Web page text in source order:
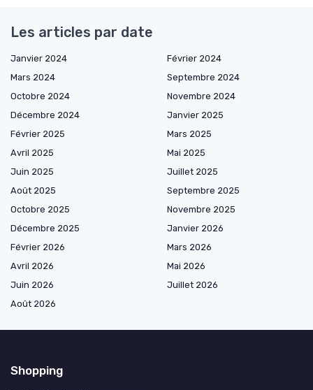
Les articles par date
Janvier 2024
Février 2024
Mars 2024
Septembre 2024
Octobre 2024
Novembre 2024
Décembre 2024
Janvier 2025
Février 2025
Mars 2025
Avril 2025
Mai 2025
Juin 2025
Juillet 2025
Août 2025
Septembre 2025
Octobre 2025
Novembre 2025
Décembre 2025
Janvier 2026
Février 2026
Mars 2026
Avril 2026
Mai 2026
Juin 2026
Juillet 2026
Août 2026
Shopping